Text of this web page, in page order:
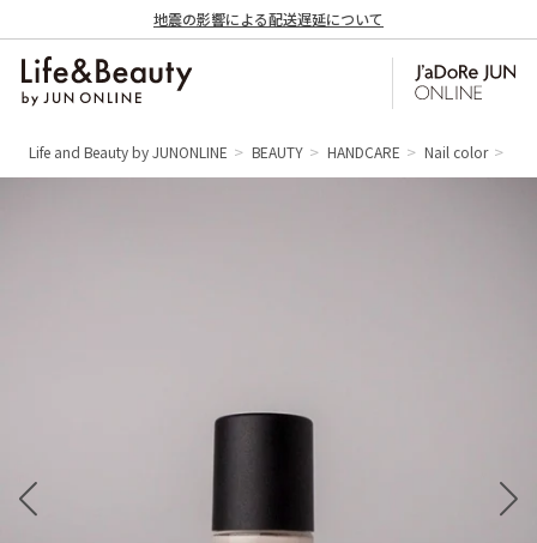
地震の影響による配送遅延について
Life and Beauty by JUNONLINE BEAUTY HANDCARE Nail color